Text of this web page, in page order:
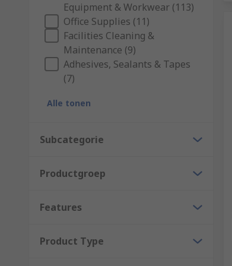
Equipment & Workwear (113)
Office Supplies (11)
Facilities Cleaning &
Maintenance (9)
Adhesives, Sealants & Tapes
(7)
Alle tonen
Subcategorie
Productgroep
Features
Product Type